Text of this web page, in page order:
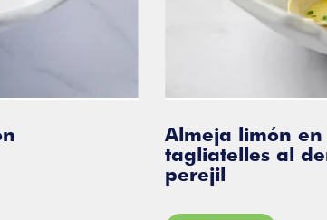
Almeja limón en
tagliatelles al
perejil